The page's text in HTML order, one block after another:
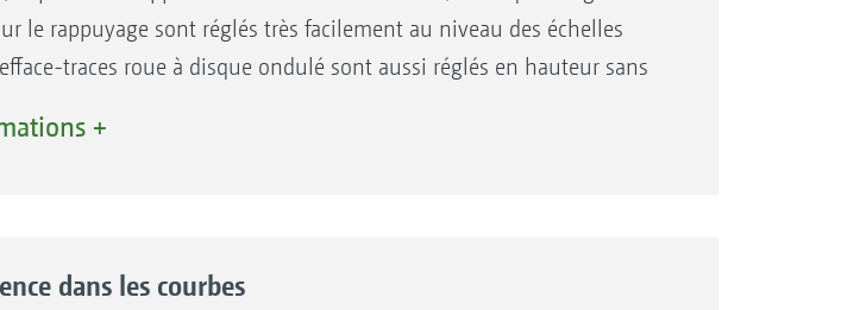
le rappuyage sont réglés très facilement au niveau des échelles
traces roue à disque ondulé sont aussi réglés en hauteur sans
terrage est par contre réglée hydrauliquement par le biais du
de l'essieu télescopique, la coupure de jalonnage ainsi que la
+
dans les courbes